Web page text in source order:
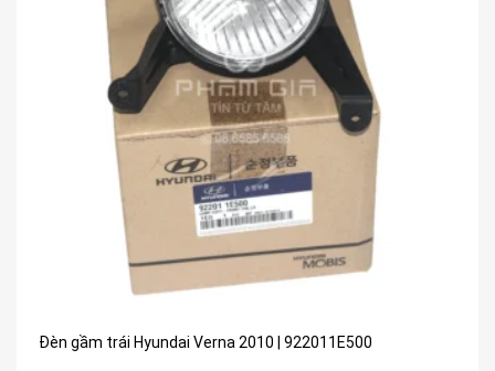
Đèn gầm trái Hyundai Verna 2010 | 922011E500